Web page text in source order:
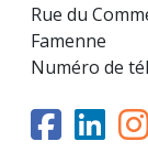
Rue du
Famenne
Numéro de